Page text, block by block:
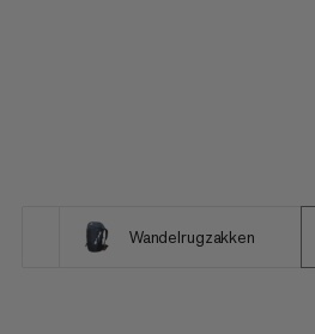
Wandelrugzakken